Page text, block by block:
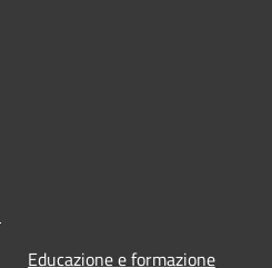
Educazione e formazione